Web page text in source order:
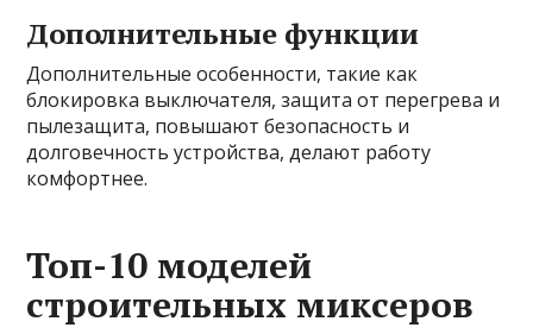
Дополнительные функции
Дополнительные особенности, такие как
блокировка выключателя, защита от перегрева и
пылезащита, повышают безопасность и
долговечность устройства, делают работу
комфортнее.
Топ-10 моделей
строительных миксеров